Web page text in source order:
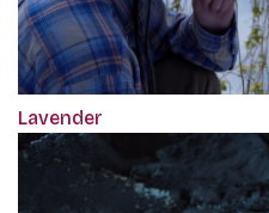
Lavender